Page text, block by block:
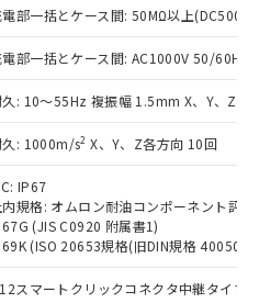
部一括とケース間: 50MΩ以上(DC500V
部一括とケース間: AC1000V 50/60Hz
: 10～55Hz 複振幅 1.5mm X、Y、Z各
久: 1000m/s2 X、Y、Z各方向 10回
IP67
内規格: オムロン耐油コンポーネント評
(JIS C0920 附属書1)
(ISO 20653規格(旧DIN規格 40050
スマートクリックコネクタ中継タイプ
ださい。
標準価格照会結果は、
新日時点での社内デー
されるものであり、閲
の実際の在庫および標
る場合があることをご
またはお客様担当のオ
販売店・当社販売員に
。
器販売店や当社販売拠
トワーク
」をご確認
があります。
以下、ポリ臭化ビフェニル
リ臭化ジフェニルエーテル類
タル酸ビス(2-エチルヘキシ
以下、フタル酸ブチ
以下、フタル酸ジブチル
フタル酸ジイソブチル
視および制御機器に対する
質については閾値を超える意
しています。
当社販売部門へお問
(GB/T26572)：
) : 1000ppm、 Cd(カドミウ
、 PBBs(ポリ臭化ビフェ
、 DIBP(フタル酸ジ
フタル酸ブチルベンジ
ルヘキシル)) : 1000ppm
貴社製品のうち、外国
貿易法に定める商品
物等」という）を輸出
提供する場合は、日本
可(または役務取引許
どの必要な手続きを
を破棄する場合は、完
ど、違法に輸出されな
段を講じます。
を、核兵器、ミサイ
生物兵器またはその他
らの製造装置等に一切
の在庫あり
満たないが在庫あり
新の在庫状況につ
客様のお取引先、ま